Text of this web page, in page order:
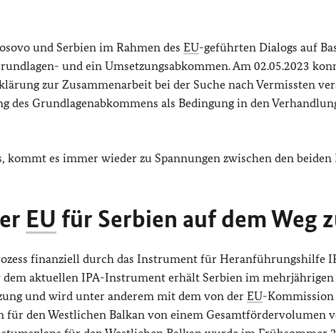
und Serbien im Rahmen des EU-geführten Dialogs auf
und ein Umsetzungsabkommen. Am 02.05.2023
zur Zusammenarbeit bei der Suche nach Vermissten
des Grundlagenabkommens als Bedingung in den
kommt es immer wieder zu Spannungen zwischen den beiden
EU für Serbien auf dem Weg
finanziell durch das Instrument für Heranführungshilfe
dem aktuellen IPA-Instrument erhält Serbien im
und wird unter anderem mit dem von der EU-Kommission
den Westlichen Balkan von einem Gesamtfördervolumen